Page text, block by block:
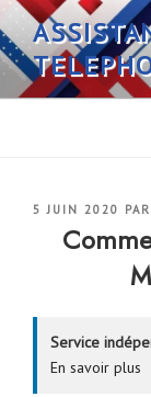
Aller
au
contenu
principal
PUBLIÉ
5 JUIN 2020 PAR
Service
En savoir plus